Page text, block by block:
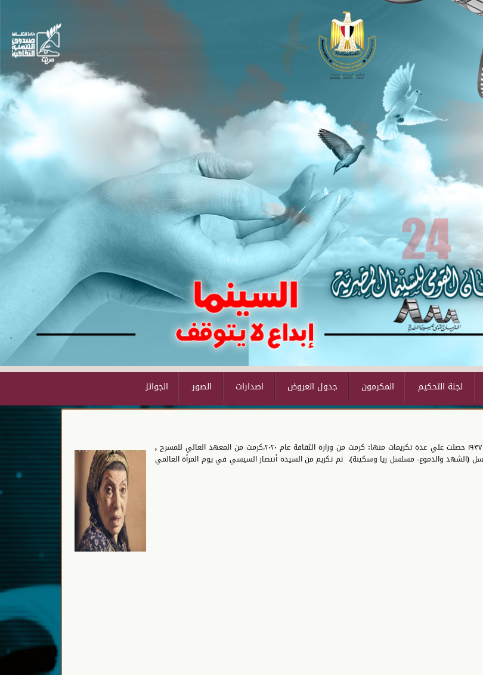
الجوائز الصور اصدارات جدول العروض المكرمون لجنة التحكيم
ولدت عائشة رجاء حسين ذكي اسماعيل. في محافظة القليوبية يوم ٧نوفمبر عام ١٩٣٧ ‪, حصلت علي عدة تكريمات منها: كرمت من وزارة الثقافة عام ٢٠٢٠،كرمت من المعهد العالي للمسرح
(الشهد والدموع- مسلسل ريا وسكينة)، تم تكريم من السيدة أنتصار السيسي في يوم المرأة العالمي